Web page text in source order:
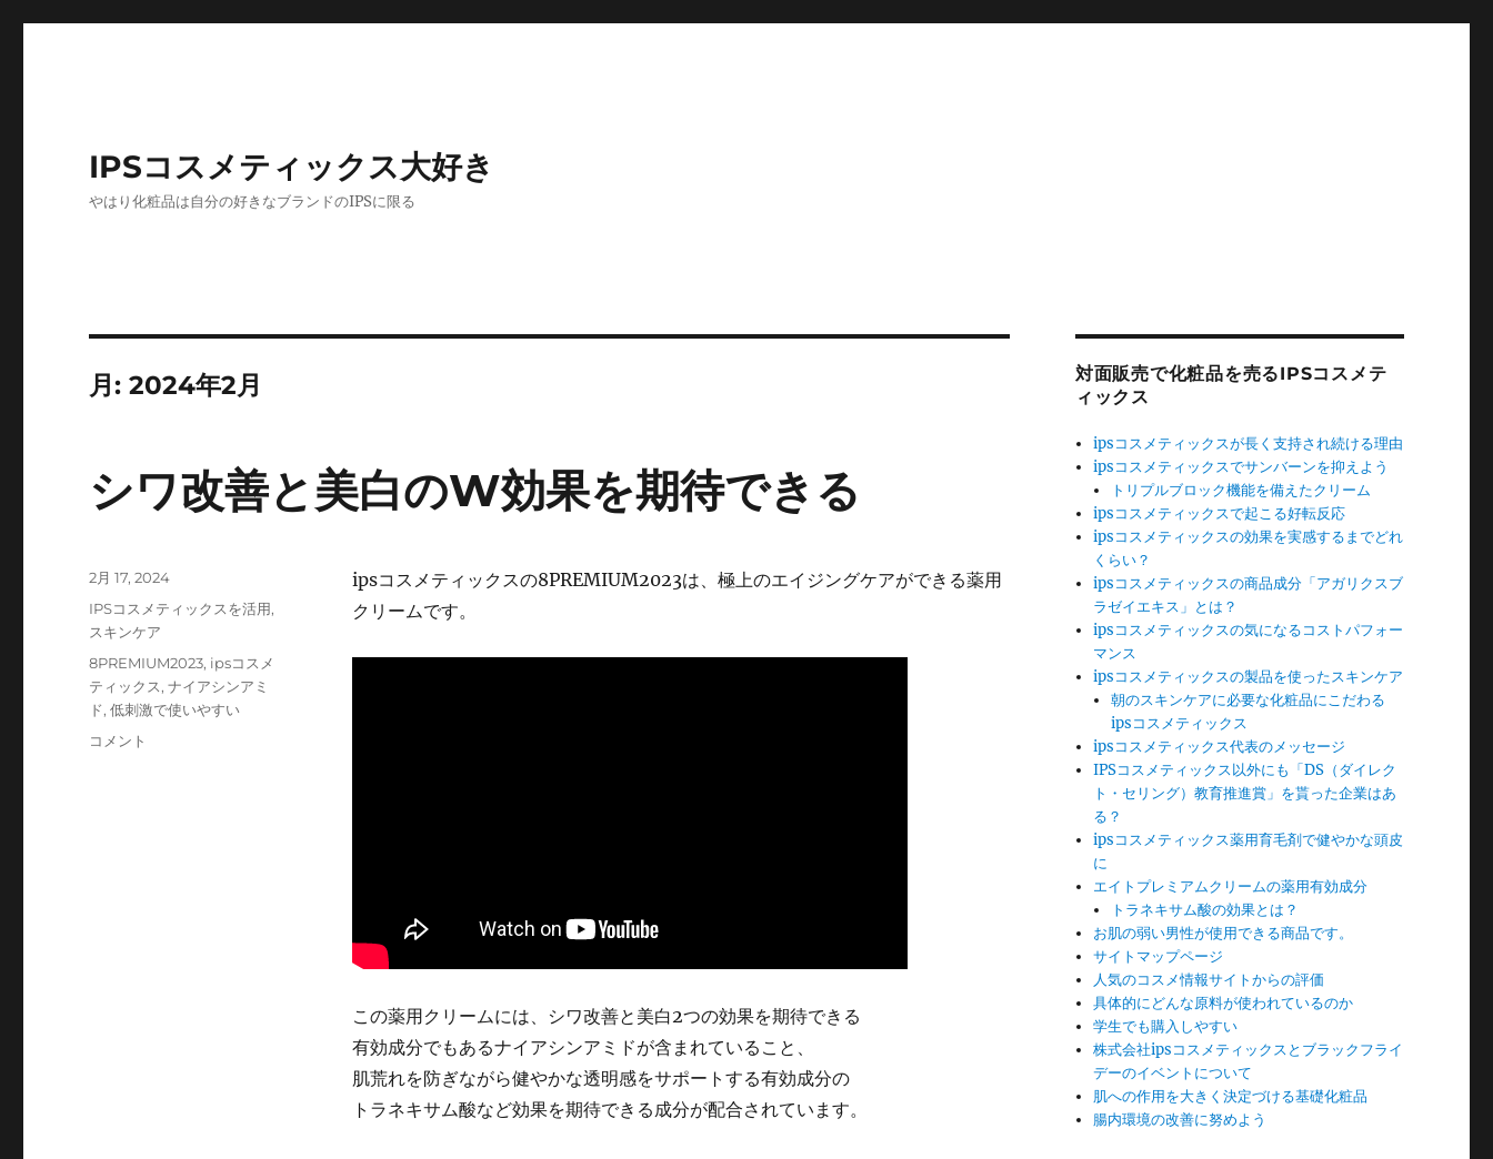
IPSコスメティックス大好き
やはり化粧品は自分の好きなブランドのIPSに限る
月:2024年2月
シワ改善と美白のW効果を期待できる
ipsコスメティックスの8PREMIUM2023は、極上のエイジングケアができる薬用
クリームです。
この薬用クリームには、シワ改善と美白2つの効果を期待できる
有効成分でもあるナイアシンアミドが含まれていること、
肌荒れを防ぎながら健やかな透明感をサポートする有効成分の
トラネキサム酸など効果を期待できる成分が配合されています。
投
2月 17, 2024
カ
テ
ー
IPSコスメティックスを活用,
スキンケア
タ
グ
8PREMIUM2023, ipsコスメ
ティックス,ナイアシンアミ
ド,低刺激で使いやすい
シ
コメント
対面販売で化粧品を売るIPSコスメテ
ィックス
ipsコスメティックスが長く支持され続ける理由
ipsコスメティックスでサンバーンを抑えよう
トリプルブロック機能を備えたクリーム
ipsコスメティックスで起こる好転反応
ipsコスメティックスの効果を実感するまでどれ
くらい？
ipsコスメティックスの商品成分「アガリクスブ
ラゼイエキス」とは？
ipsコスメティックスの気になるコストパフォー
マンス
ipsコスメティックスの製品を使ったスキンケア
朝のスキンケアに必要な化粧品にこだわる
ipsコスメティックス
ipsコスメティックス代表のメッセージ
IPSコスメティックス以外にも「DS（ダイレク
ト・セリング）教育推進賞」を貰った企業はあ
る？
ipsコスメティックス薬用育毛剤で健やかな頭皮
に
エイトプレミアムクリームの薬用有効成分
トラネキサム酸の効果とは？
お肌の弱い男性が使用できる商品です。
サイトマップページ
人気のコスメ情報サイトからの評価
具体的にどんな原料が使われているのか
学生でも購入しやすい
株式会社ipsコスメティックスとブラックフライ
デーのイベントについて
肌への作用を大きく決定づける基礎化粧品
腸内環境の改善に努めよう